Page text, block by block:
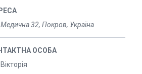
Медична 32, Покров, Україна
Вікторія